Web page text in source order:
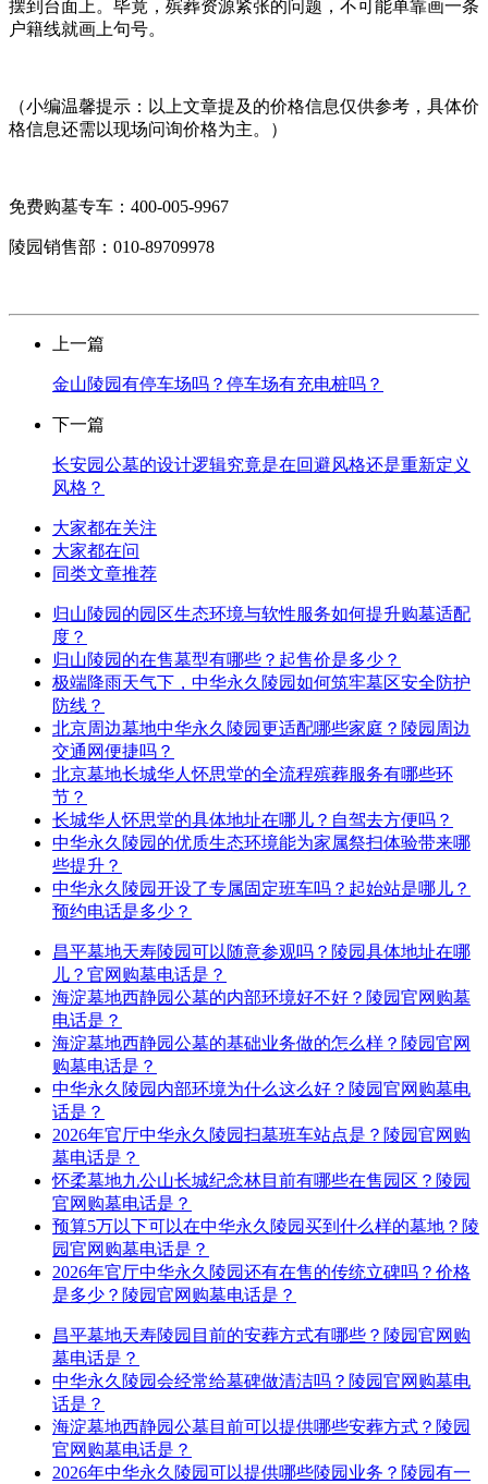
摆到台面上。毕竟，殡葬资源紧张的问题，不可能单靠画一条
户籍线就画上句号。‌‌
（小编温馨提示：以上文章提及的价格信息仅供参考，具体价
格信息还需以现场问询价格为主。）‌‌
免费购墓专车：400-005-9967
陵园销售部：010-89709978
上一篇
金山陵园有停车场吗？停车场有充电桩吗？
下一篇
长安园公墓的设计逻辑究竟是在回避风格还是重新定义
风格？
大家都在关注
大家都在问
同类文章推荐
归山陵园的园区生态环境与软性服务如何提升购墓适配
度？
归山陵园的在售墓型有哪些？起售价是多少？
极端降雨天气下，中华永久陵园如何筑牢墓区安全防护
防线？
北京周边墓地中华永久陵园更适配哪些家庭？陵园周边
交通网便捷吗？
北京墓地长城华人怀思堂的全流程殡葬服务有哪些环
节？
长城华人怀思堂的具体地址在哪儿？自驾去方便吗？
中华永久陵园的优质生态环境能为家属祭扫体验带来哪
些提升？
中华永久陵园开设了专属固定班车吗？起始站是哪儿？
预约电话是多少？
昌平墓地天寿陵园可以随意参观吗？陵园具体地址在哪
儿？官网购墓电话是？
海淀墓地西静园公墓的内部环境好不好？陵园官网购墓
电话是？
海淀墓地西静园公墓的基础业务做的怎么样？陵园官网
购墓电话是？
中华永久陵园内部环境为什么这么好？陵园官网购墓电
话是？
2026年官厅中华永久陵园扫墓班车站点是？陵园官网购
墓电话是？
怀柔墓地九公山长城纪念林目前有哪些在售园区？陵园
官网购墓电话是？
预算5万以下可以在中华永久陵园买到什么样的墓地？陵
园官网购墓电话是？
2026年官厅中华永久陵园还有在售的传统立碑吗？价格
是多少？陵园官网购墓电话是？
昌平墓地天寿陵园目前的安葬方式有哪些？陵园官网购
墓电话是？
中华永久陵园会经常给墓碑做清洁吗？陵园官网购墓电
话是？
海淀墓地西静园公墓目前可以提供哪些安葬方式？陵园
官网购墓电话是？
2026年中华永久陵园可以提供哪些陵园业务？陵园有一